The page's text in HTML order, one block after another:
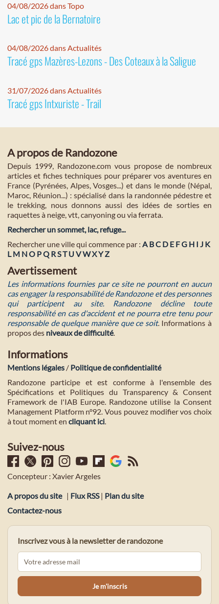
04/08/2026 dans Topo
Lac et pic de la Bernatoire
04/08/2026 dans Actualités
Tracé gps Mazères-Lezons - Des Coteaux à la Saligue
31/07/2026 dans Actualités
Tracé gps Intxuriste - Trail
A propos de Randozone
Depuis 1999, Randozone.com vous propose de nombreux
articles et fiches techniques pour préparer vos aventures en
France (Pyrénées, Alpes, Vosges...) et dans le monde (Népal,
Maroc, Réunion...) : spécialisé dans la randonnée pédestre et
le trekking, nous donnons aussi des idées de sorties en
raquettes à neige, vtt, canyoning ou via ferrata.
Rechercher un sommet, lac, refuge...
Rechercher une ville qui commence par : A BC D E FG H I J K
L M NO PQ RST U VWXYZ
Avertissement
Les informations fournies par ce site ne pourront en aucun
cas engager la responsabilité de Randozone et des personnes
qui participent au site. Randozone décline toute
responsabilité en cas d'accident et ne pourra etre tenu pour
responsable de quelque manière que ce soit. Informations à
propos des niveaux de difficulté.
Informations
Mentions légales / Politique de confidentialité
Randozone participe et est conforme à l'ensemble des
Spécifications et Politiques du Transparency & Consent
Framework de l'IAB Europe. Randozone utilise la Consent
Management Platform n°92. Vous pouvez modifier vos choix
à tout moment en cliquant ici.
Suivez-nous
Concepteur : Xavier Argeles
A propos du site | Flux RSS| Plan du site
Contactez-nous
Inscrivez vous à la newsletter de randozone